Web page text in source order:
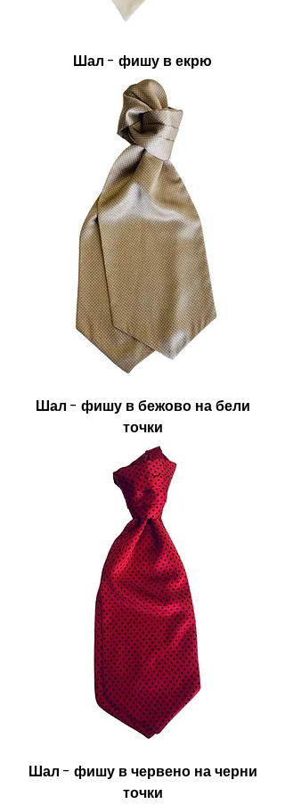
Шал - фишу в екрю
Шал - фишу в бежово на бели
точки
Шал - фишу в червено на черни
точки